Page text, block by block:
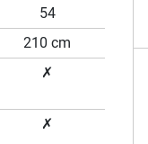
54
210 cm
✗
✗